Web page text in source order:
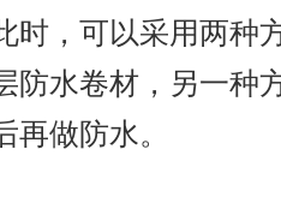
时，可以采用两种
防水卷材，另一种
再做防水。